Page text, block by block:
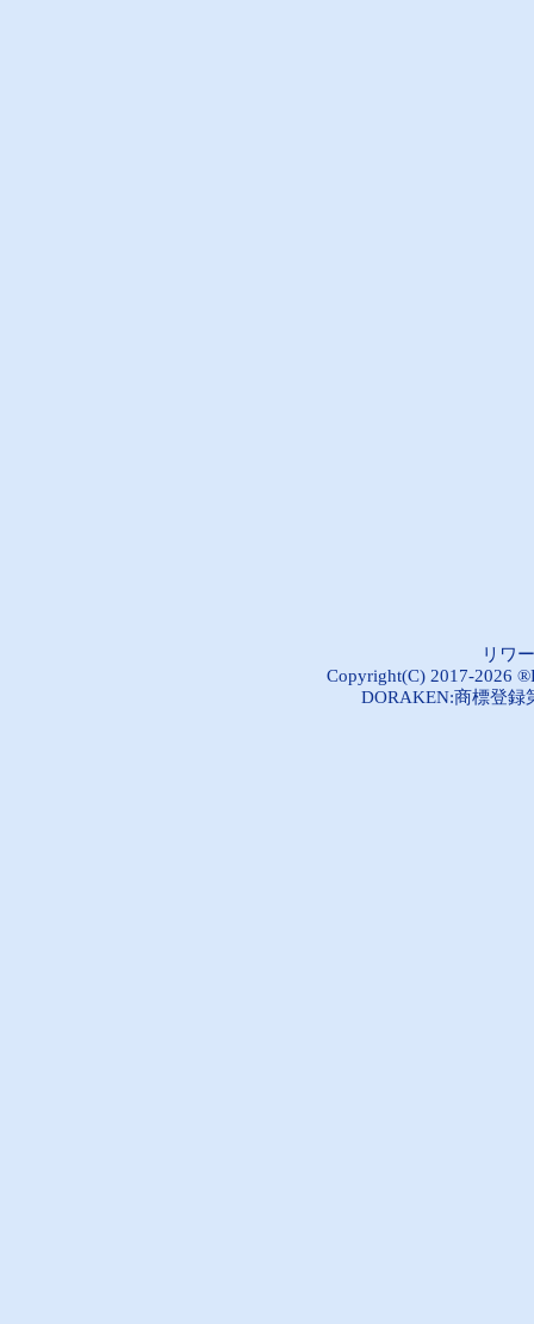
リワ
Copyright(C) 2017-2026
DORAKEN:商標登録第